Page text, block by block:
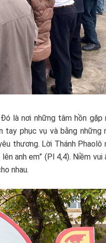
là nơi những tâm hồn gặp
tay phục vụ và bằng những
thương. Lời Thánh Phaolô
anh em” (Pl 4,4). Niềm
nhau.